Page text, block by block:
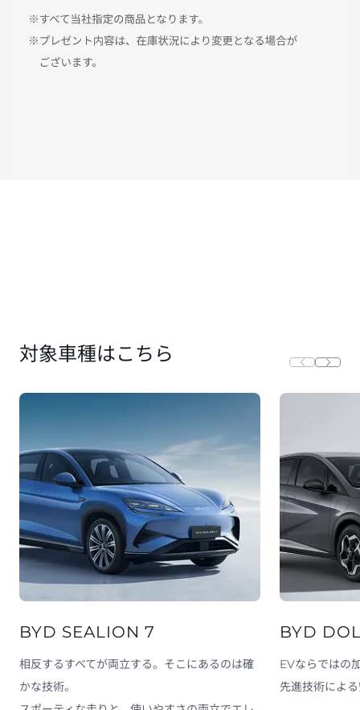
対象車種はこちら
BYD SEALION 7
相反するすべてが両立する。そこにあるのは確
かな技術。
BYD
EVならではの
先進技術によ